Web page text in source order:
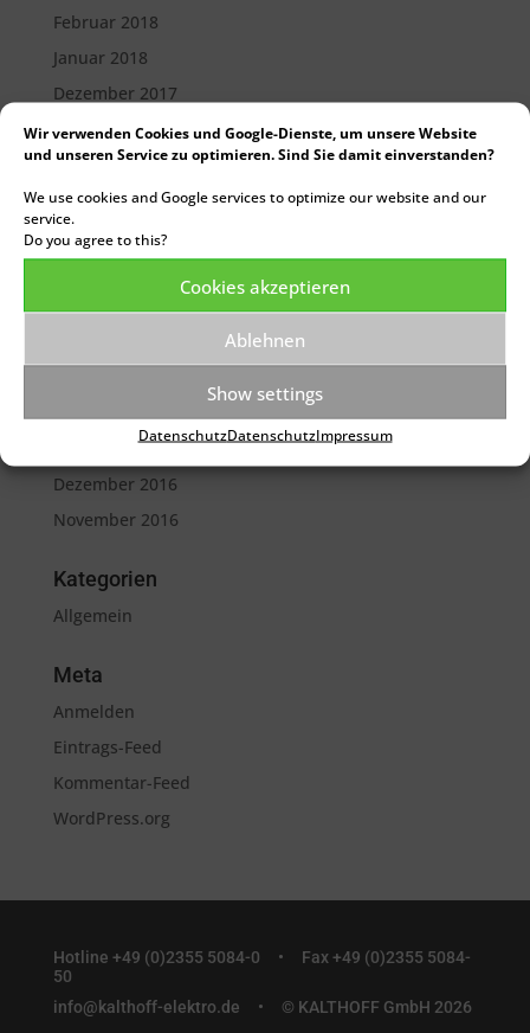
Wir verwenden Cookies und Google-Dienste, um unsere Website
und unseren Service zu optimieren. Sind Sie damit einverstanden?
We use cookies and Google services to optimize our website and our
service.
Do you agree to this?
Cookies akzeptieren
Ablehnen
Show settings
DatenschutzDatenschutzImpressum
Februar 2018
Januar 2018
Dezember 2017
Oktober 2017
September 2017
August 2017
Juli 2017
Mai 2017
Februar 2017
Januar 2017
Dezember 2016
November 2016
Kategorien
Allgemein
Meta
Anmelden
Eintrags-Feed
Kommentar-Feed
WordPress.org
Hotline +49 (0)2355 5084-0 • Fax +49 (0)2355 5084-
50
info@kalthoff-elektro.de • © KALTHOFF GmbH 2026